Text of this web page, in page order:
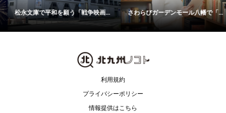
松永文庫で平和を願う「戦争映画... さわらびガーデンモール八幡で「...
利用規約
プライバシーポリシー
情報提供はこちら